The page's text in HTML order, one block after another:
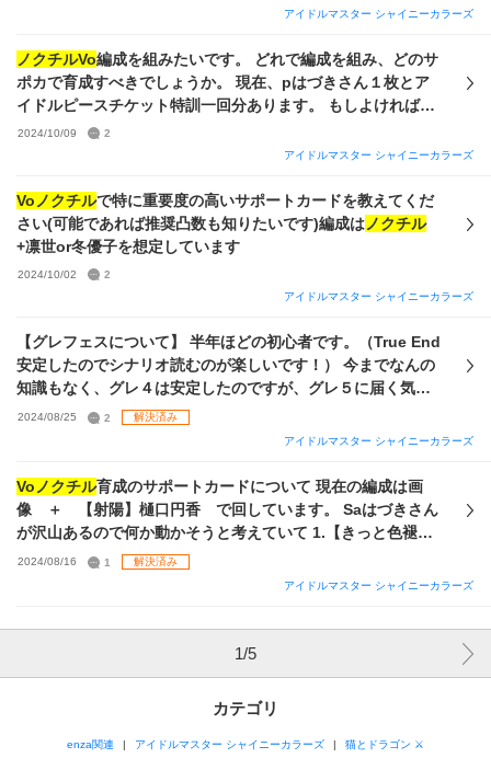
提知識から間違ってる可能性もあるので、答えられるものを
画像添付させていただきます。 1枚目pssr2枚目以降sssrです
現在はづきさんはP3枚、S7枚です。
アイドルマスター シャイニーカラーズ
ノクチルVo編成を組みたいです。 どれで編成を組み、どのサ
ポカで育成すべきでしょうか。 現在、pはづきさん１枚とア
イドルピースチケット特訓一回分あります。 もしよければ、
具体的な育成方法も教えてくださると幸いです。
2024/10/09
2
アイドルマスター シャイニーカラーズ
Voノクチルで特に重要度の高いサポートカードを教えてくだ
さい(可能であれば推奨凸数も知りたいです)編成はノクチル
+凛世or冬優子を想定しています
2024/10/02
2
アイドルマスター シャイニーカラーズ
【グレフェスについて】 半年ほどの初心者です。（True End
安定したのでシナリオ読むのが楽しいです！） 今までなんの
知識もなく、グレ４は安定したのですが、グレ５に届く気配
がなくそろそろ知識もつけながら編成を考えたいと思ってい
ます。 少し前にViシーズという存在を知り、シーズ（特にに
自分の手持ちで組めるのか、どう組めば効果的なのかわから
ず質問させてください。 ①にちかのPついて 「ヴぇりべり」
と「ふラiとぅ」どちらががおすすめでしょうか？ （どちらも
完凸ですが、Vi特化でないので不向き？） ちなみにイラスト
としては「ふラiとぅ」の方が好きなのでどちらでもなら「ふ
味無しでしょうか？ 思い出UPが重要？なのかなと思っていま
かは「あっかい」美琴は「A」だと力不足でしょうか？ 「間
2024/08/25 2
解決済み
アイドルマスター シャイニーカラーズ
Voノクチル育成のサポートカードについて 現在の編成は画
像 ＋ 【射陽】樋口円香 で回しています。 Saはづきさん
が沢山あるので何か動かそうと考えていて 1.【きっと色褪せ
るけど】福丸小糸 を完凸 2.【とても、とても静かな雨】芹
いつら】浅倉透 を復刻時に回収し編成 （復帰勢で、当時
すが。 また、その他の候補などがございましたら教えていた
だけると幸いです。 無課金でコツコツやっているので、これ
2024/08/16 1
解決済み
アイドルマスター シャイニーカラーズ
1/5
カテゴリ
enza関連 アイドルマスター シャイニーカラーズ 猫とドラゴン ⚔